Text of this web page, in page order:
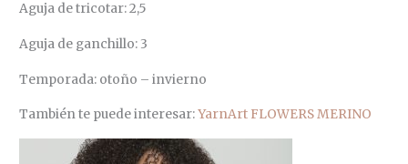
Aguja de tricotar: 2,5
Aguja de ganchillo: 3
Temporada: otoño – invierno
También te puede interesar:YarnArt FLOWERS MERINO